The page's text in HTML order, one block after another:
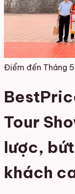
Điểm đến Tháng
Tour
lược,
khách